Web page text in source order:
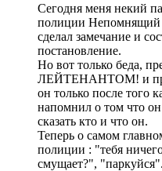
Сегодня меня некий
полиции Непомнящий
сделал замечание и
постановление.
Но вот только беда,
ЛЕЙТЕНАНТОМ! и
он только после того
напомнил о том что он
сказать кто и что он.
Теперь о самом
полиции : "тебя
смущает?", "паркуйся".